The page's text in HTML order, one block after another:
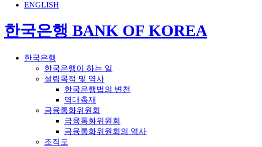
ENGLISH
한국은행 BANK OF KOREA
한국은행
한국은행이 하는 일
설립목적 및 역사
한국은행법의 변천
역대총재
금융통화위원회
금융통화위원회
금융통화위원회의 역사
조직도